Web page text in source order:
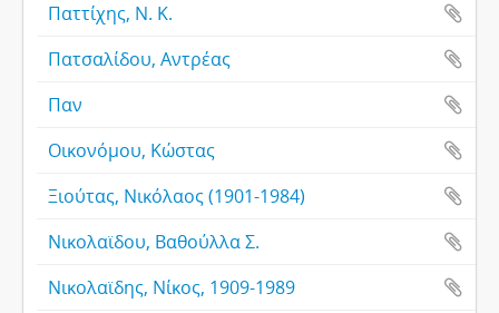
Παττίχης, Ν. Κ.
Πατσαλίδου, Αντρέας
Παν
Οικονόμου, Κώστας
Ξιούτας, Νικόλαος (1901-1984)
Νικολαϊδου, Βαθούλλα Σ.
Νικολαϊδης, Νίκος, 1909-1989